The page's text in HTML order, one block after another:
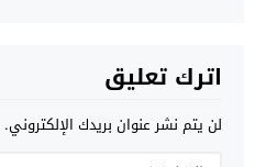
اترك تعليق
لن يتم نشر عنوان بريدك الإلكتروني.